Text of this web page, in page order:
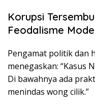
Korupsi
Feodalisme
Pengamat politik dan
menegaskan: “Kasus
Di bawahnya ada
menindas wong cilik.”